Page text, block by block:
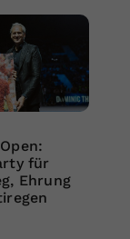
für
Ehrung